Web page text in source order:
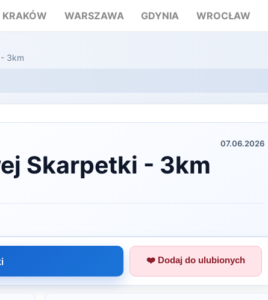
KRAKÓW WARSZAWA GDYNIA WROCŁAW
3km
07.06.2026
Skarpetki - 3km
❤️ Dodaj do ulubionych